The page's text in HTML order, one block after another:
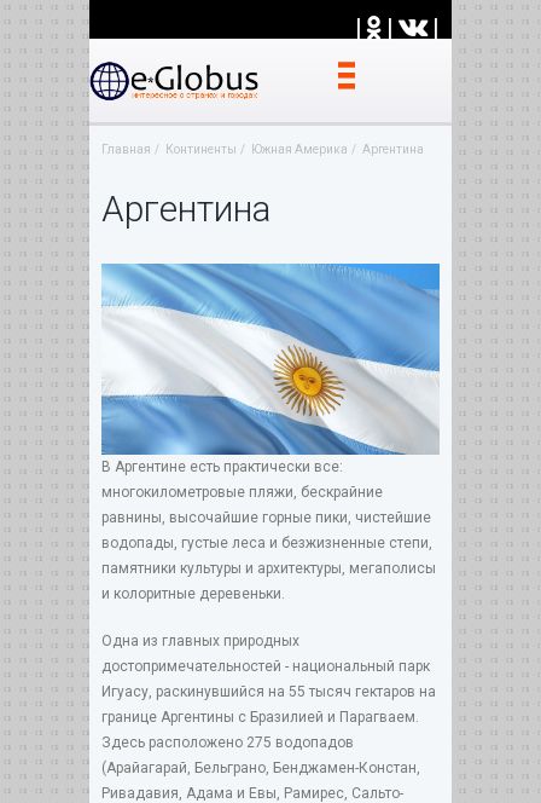
| | |
Главная Континенты Южная Америка Аргентина
Аргентина
В Аргентине есть практически все:
многокилометровые пляжи, бескрайние
равнины, высочайшие горные пики, чистейшие
водопады, густые леса и безжизненные степи,
памятники культуры и архитектуры, мегаполисы
и колоритные деревеньки.
Одна из главных природных
достопримечательностей - национальный парк
Игуасу, раскинувшийся на 55 тысяч гектаров на
границе Аргентины с Бразилией и Парагваем.
Здесь расположено 275 водопадов
(Арайагарай, Бельграно, Бенджамен-Констан,
Ривадавия, Адама и Евы, Рамирес, Сальто-